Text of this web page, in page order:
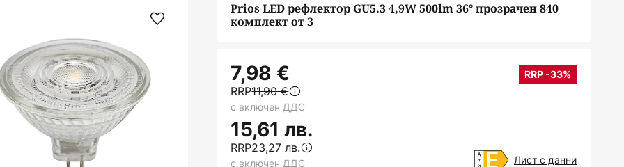
Prios LED рефлектор GU5.3 4,9W 500lm 36° прозрачен 840
комплект от 3
7,98 € RRP -33%
RRP11,90 €
15,61 лв.
RRP23,27 лв.
с включен ДДС
с включен ДДС Лист с данни